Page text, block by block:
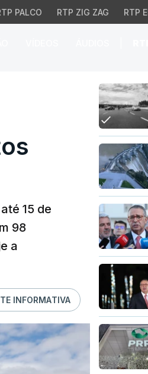
PALCO RTP ZIG ZAG RTP
que
15 de
98
a
INFORMATIVA